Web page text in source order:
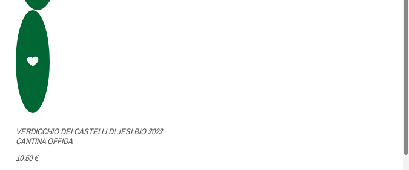
VERDICCHIO DEI CASTELLI DI JESI BIO 2022
CANTINA OFFIDA
10,50 €